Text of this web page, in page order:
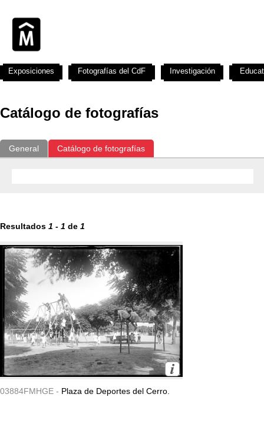
Catálogo de fotografías
General Catálogo de fotografías
Resultados 1 - 1 de 1
03884FMHGE - Plaza de Deportes del Cerro.
Exposiciones Fotografías del CdF Investigación